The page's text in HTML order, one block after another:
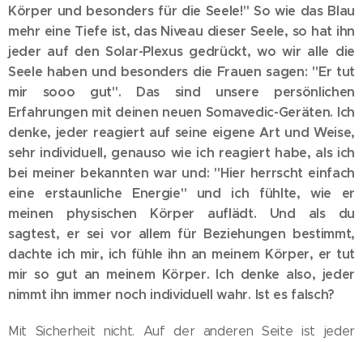
Körper und besonders für die Seele!" So wie das Blau
mehr eine Tiefe ist, das Niveau dieser Seele, so hat ihn
jeder auf den Solar-Plexus gedrückt, wo wir alle die
Seele haben und besonders die Frauen sagen: "Er tut
mir sooo gut". Das sind unsere persönlichen
Erfahrungen mit deinen neuen Somavedic-Geräten. Ich
denke, jeder reagiert auf seine eigene Art und Weise,
sehr individuell, genauso wie ich reagiert habe, als ich
bei meiner bekannten war und: "Hier herrscht einfach
eine erstaunliche Energie" und ich fühlte, wie er
meinen physischen Körper auflädt. Und als du
sagtest, er sei vor allem für Beziehungen bestimmt,
dachte ich mir, ich fühle ihn an meinem Körper, er tut
mir so gut an meinem Körper. Ich denke also, jeder
nimmt ihn immer noch individuell wahr. Ist es falsch?
Mit Sicherheit nicht. Auf der anderen Seite ist jeder